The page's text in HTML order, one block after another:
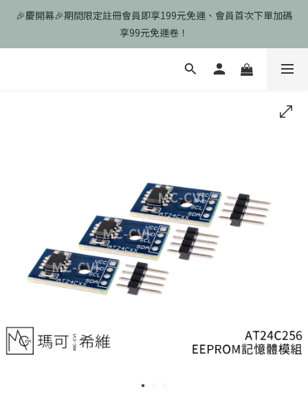
🎉慶開幕🎉期間限定註冊會員即享199元免運、會員首次下單加碼
享99元免運卷！
🎉慶開幕🎉期間限定註冊會員即享199元免運、會員首次下單加碼
享99元免運卷！
歡迎光臨瑪可希維，本站商品皆為台灣現貨、含稅可打統編
🎉慶開幕🎉期間限定註冊會員即享199元免運、會員首次下單加碼